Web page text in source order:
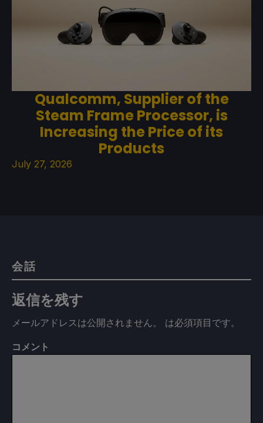
Qualcomm, Supplier of the
Steam Frame Processor, is
Increasing the Price of its
Products
July 27, 2026
会話
返信を残す
メールアドレスは公開されません。 は必須項目です。
コメント